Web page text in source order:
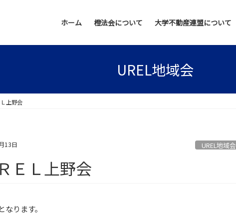
ホーム 橙法会について 大学不動産連盟について
UREL地域会
上野会
13日 UREL地域会
ＥＬ上野会
ります。